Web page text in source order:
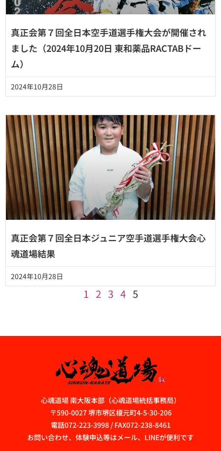
真正会第７回全日本空手道選手権大会が開催され
ました（2024年10月20日 東和薬品RACTABドー
ム）
2024年10月28日
真正会第７回全日本ジュニア空手道選手権大会心
魂道場結果
2024年10月28日
1 2 3 4 5
心魂道場 南大阪本部（心魂道場統括事務局）
〒590-0027 堺市堺区榎元町4-5-30-206
電話072-223-3998 / FAX072-238-8461
お問い合わせ、体験申込等はメール、LINEが便利です